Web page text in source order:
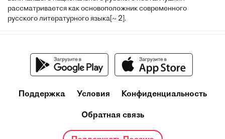
рассматривается как основоположник современного
русского литературного языка[~ 2].
Поддержка Условия Конфиденциальность
Обратная связь